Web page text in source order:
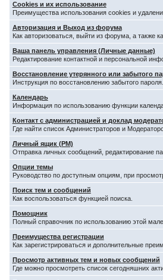
Cookies и их использование
Преимущества использования cookies и
Авторизация и Выход из форума
Как авторизоваться, выйти из форума, а также
Ваша панель управления (Личные данные)
Редактирование контактной и персональной
Восстановление утерянного или забытого
Инструкция по восстановлению забытого пароля.
Календарь
Информация по использованию функции
Контакт с администрацией и доклад
Где найти список Администраторов и
Личный ящик (PM)
Отправка личных сообщений, редактирование
Опции темы
Руководство по доступным опциям, при
Поиск тем и сообщений
Как воспользоваться функцией поиска.
Помощник
Полный справочник по использованию этой
Преимущества регистрации
Как зарегистрироваться и дополнительные
Просмотр активных тем и новых сообщений
Где можно просмотреть список сегодняшних